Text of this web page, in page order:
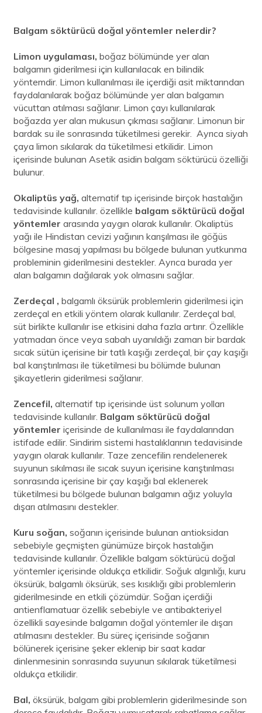
Balgam söktürücü doğal yöntemler nelerdir?
Limon uygulaması, boğaz bölümünde yer alan
balgamın giderilmesi için kullanılacak en bilindik
yöntemdir. Limon kullanılması ile içerdiği asit miktarından
faydalanılarak boğaz bölümünde yer alan balgamın
vücuttan atılması sağlanır. Limon çayı kullanılarak
boğazda yer alan mukusun çıkması sağlanır. Limonun bir
bardak su ile sonrasında tüketilmesi gerekir. Ayrıca siyah
çaya limon sıkılarak da tüketilmesi etkilidir. Limon
içerisinde bulunan Asetik asidin balgam söktürücü özelliği
bulunur.
Okaliptüs yağ, alternatif tıp içerisinde birçok hastalığın
tedavisinde kullanılır. özellikle balgam söktürücü doğal
yöntemler arasında yaygın olarak kullanılır. Okaliptüs
yağı ile Hindistan cevizi yağının karışılması ile göğüs
bölgesine masaj yapılması bu bölgede bulunan yutkunma
probleminin giderilmesini destekler. Ayrıca burada yer
alan balgamın dağılarak yok olmasını sağlar.
Zerdeçal , balgamlı öksürük problemlerin giderilmesi için
zerdeçal en etkili yöntem olarak kullanılır. Zerdeçal bal,
süt birlikte kullanılır ise etkisini daha fazla artırır. Özellikle
yatmadan önce veya sabah uyanıldığı zaman bir bardak
sıcak sütün içerisine bir tatlı kaşığı zerdeçal, bir çay kaşığı
bal karıştırılması ile tüketilmesi bu bölümde bulunan
şikayetlerin giderilmesi sağlanır.
Zencefil, alternatif tıp içerisinde üst solunum yolları
tedavisinde kullanılır. Balgam söktürücü doğal
yöntemler içerisinde de kullanılması ile faydalarından
istifade edilir. Sindirim sistemi hastalıklarının tedavisinde
yaygın olarak kullanılır. Taze zencefilin rendelenerek
suyunun sıkılması ile sıcak suyun içerisine karıştırılması
sonrasında içerisine bir çay kaşığı bal eklenerek
tüketilmesi bu bölgede bulunan balgamın ağız yoluyla
dışarı atılmasını destekler.
Kuru soğan, soğanın içerisinde bulunan antioksidan
sebebiyle geçmişten günümüze birçok hastalığın
tedavisinde kullanılır. Özellikle balgam söktürücü doğal
yöntemler içerisinde oldukça etkilidir. Soğuk algınlığı, kuru
öksürük, balgamlı öksürük, ses kısıklığı gibi problemlerin
giderilmesinde en etkili çözümdür. Soğan içerdiği
antienflamatuar özellik sebebiyle ve antibakteriyel
özellikli sayesinde balgamın doğal yöntemler ile dışarı
atılmasını destekler. Bu süreç içerisinde soğanın
bölünerek içerisine şeker eklenip bir saat kadar
dinlenmesinin sonrasında suyunun sıkılarak tüketilmesi
oldukça etkilidir.
Bal, öksürük, balgam gibi problemlerin giderilmesinde son